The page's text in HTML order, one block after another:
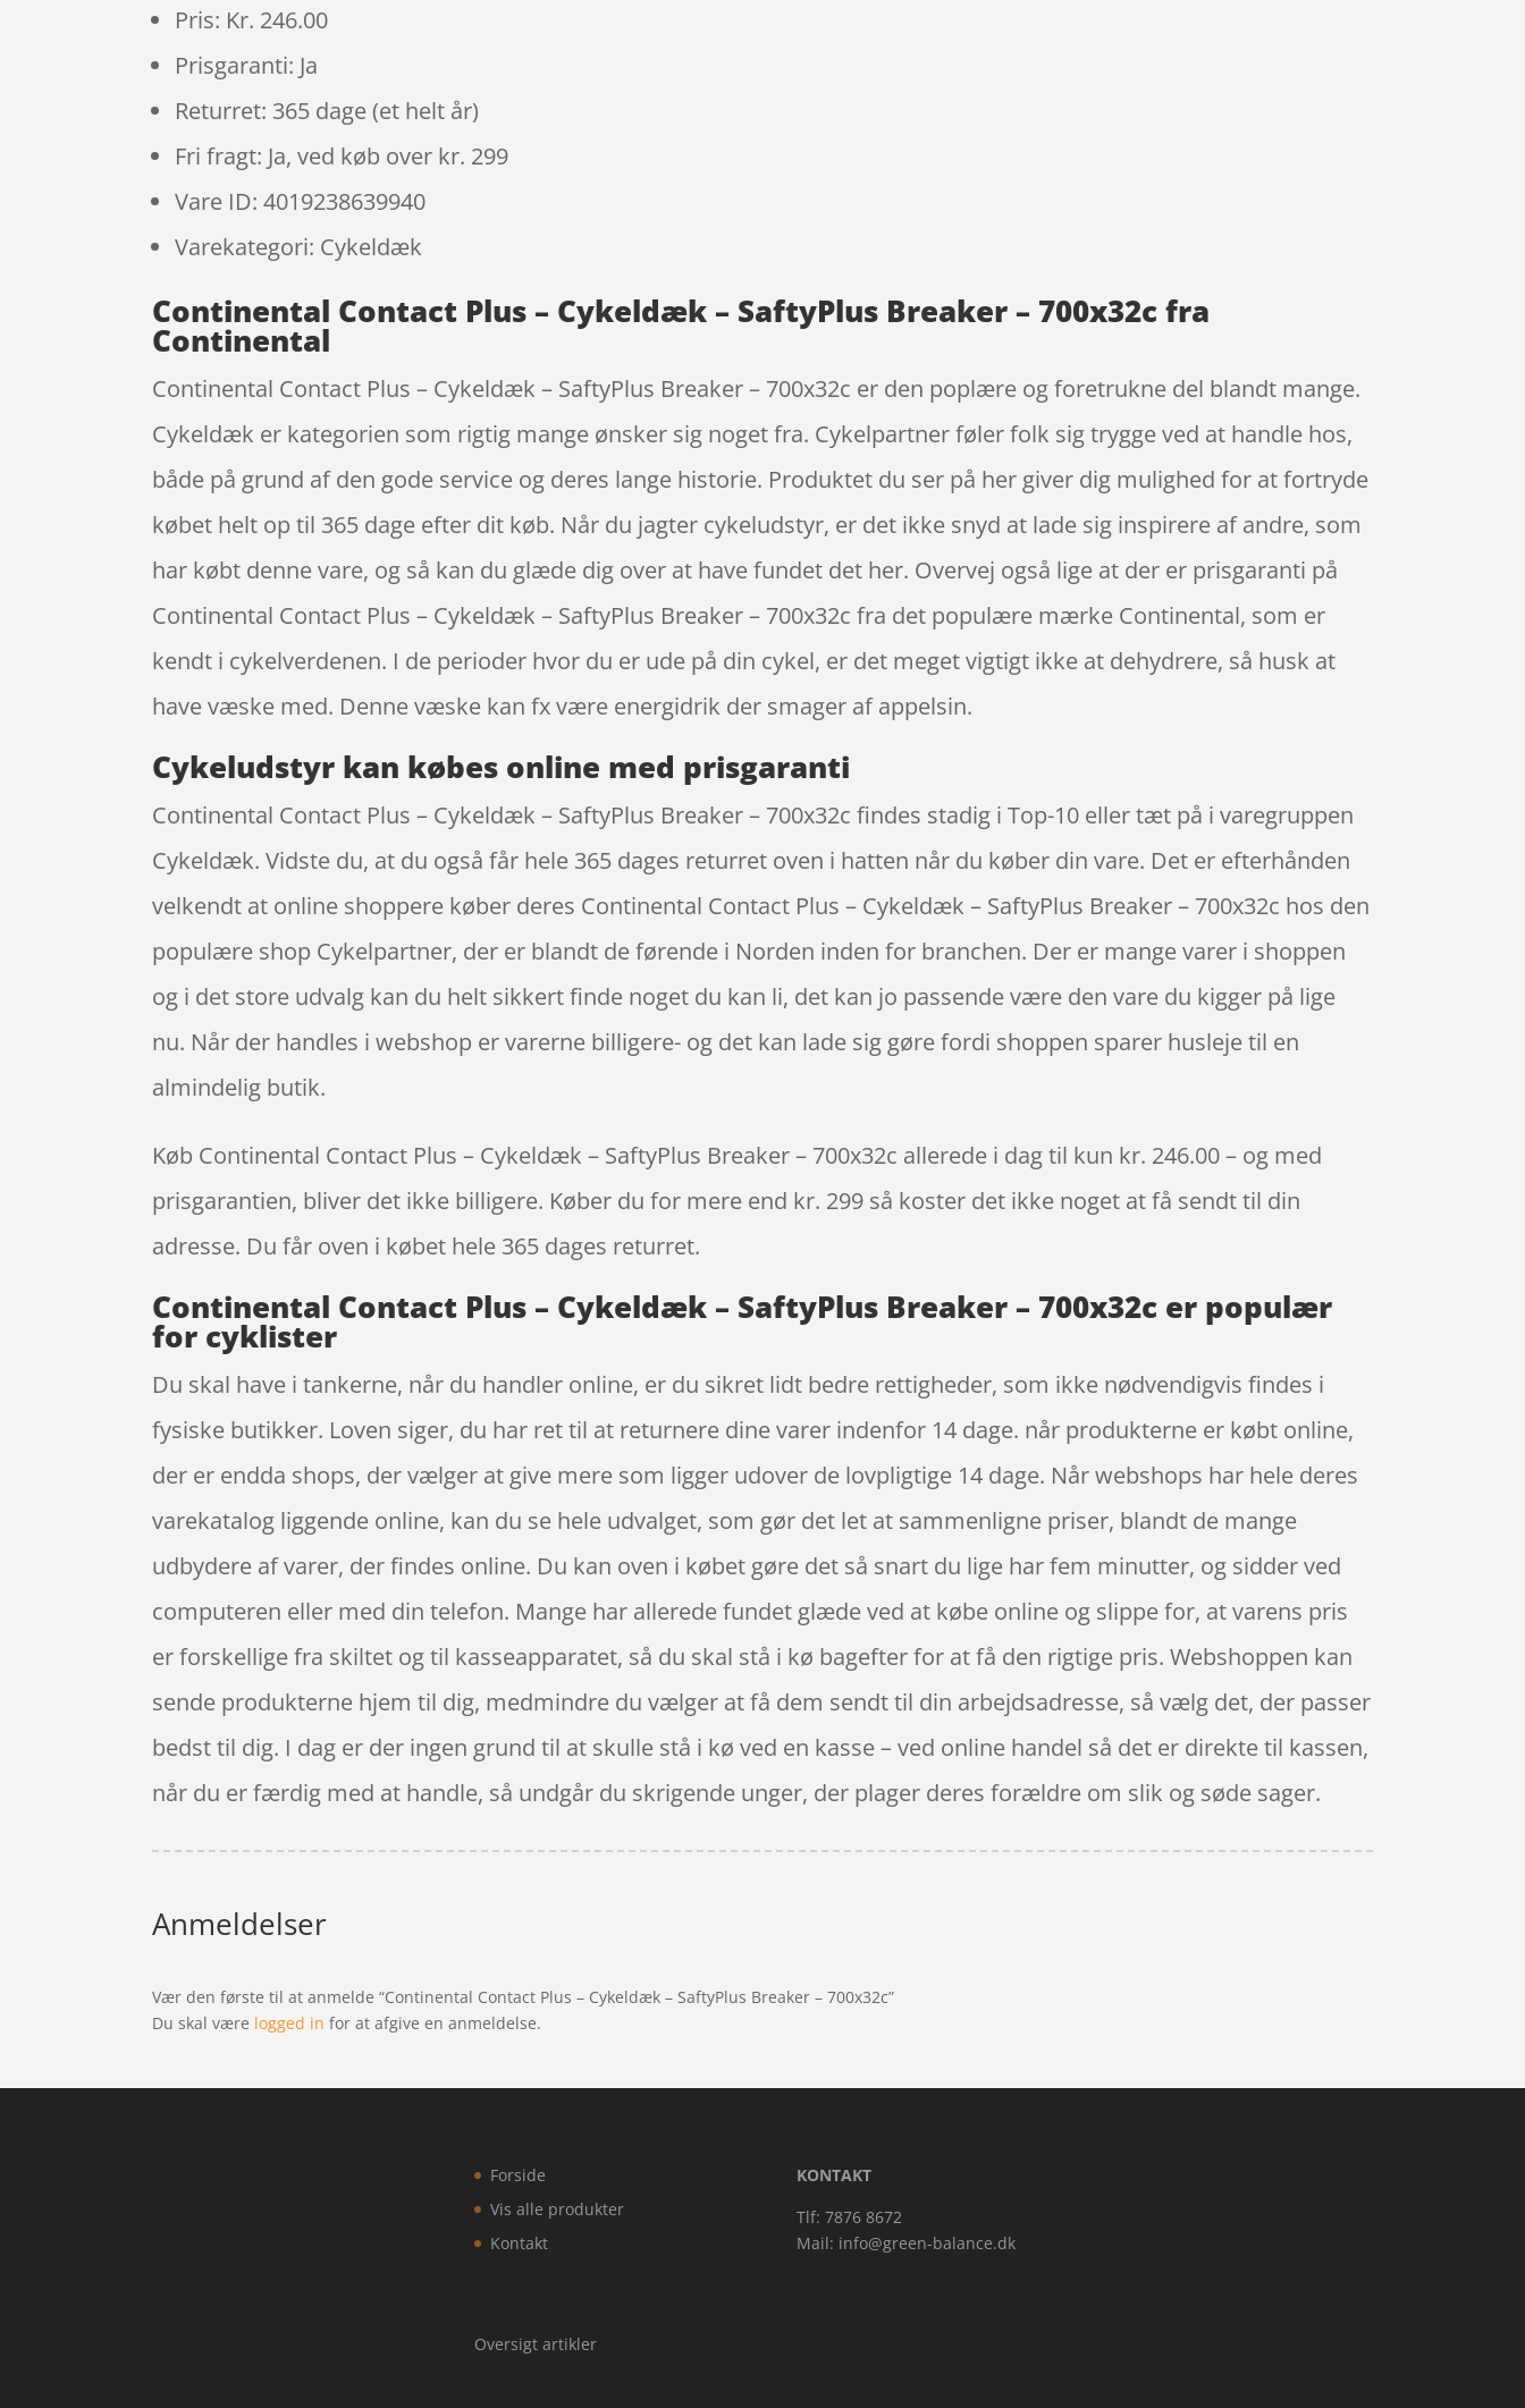
Pris: Kr. 246.00
Prisgaranti: Ja
Returret: 365 dage (et helt år)
Fri fragt: Ja, ved køb over kr. 299
Vare ID: 4019238639940
Varekategori: Cykeldæk
Continental Contact Plus – Cykeldæk – SaftyPlus Breaker – 700x32c fra
Continental
Continental Contact Plus – Cykeldæk – SaftyPlus Breaker – 700x32c er den poplære og foretrukne del blandt mange.
Cykeldæk er kategorien som rigtig mange ønsker sig noget fra. Cykelpartner føler folk sig trygge ved at handle hos,
både på grund af den gode service og deres lange historie. Produktet du ser på her giver dig mulighed for at fortryde
købet helt op til 365 dage efter dit køb. Når du jagter cykeludstyr, er det ikke snyd at lade sig inspirere af andre, som
har købt denne vare, og så kan du glæde dig over at have fundet det her. Overvej også lige at der er prisgaranti på
Continental Contact Plus – Cykeldæk – SaftyPlus Breaker – 700x32c fra det populære mærke Continental, som er
kendt i cykelverdenen. I de perioder hvor du er ude på din cykel, er det meget vigtigt ikke at dehydrere, så husk at
have væske med. Denne væske kan fx være energidrik der smager af appelsin.
Cykeludstyr kan købes online med prisgaranti
Continental Contact Plus – Cykeldæk – SaftyPlus Breaker – 700x32c findes stadig i Top-10 eller tæt på i varegruppen
Cykeldæk. Vidste du, at du også får hele 365 dages returret oven i hatten når du køber din vare. Det er efterhånden
velkendt at online shoppere køber deres Continental Contact Plus – Cykeldæk – SaftyPlus Breaker – 700x32c hos den
populære shop Cykelpartner, der er blandt de førende i Norden inden for branchen. Der er mange varer i shoppen
og i det store udvalg kan du helt sikkert finde noget du kan li, det kan jo passende være den vare du kigger på lige
nu. Når der handles i webshop er varerne billigere- og det kan lade sig gøre fordi shoppen sparer husleje til en
almindelig butik.
Køb Continental Contact Plus – Cykeldæk – SaftyPlus Breaker – 700x32c allerede i dag til kun kr. 246.00 – og med
prisgarantien, bliver det ikke billigere. Køber du for mere end kr. 299 så koster det ikke noget at få sendt til din
adresse. Du får oven i købet hele 365 dages returret.
Continental Contact Plus – Cykeldæk – SaftyPlus Breaker – 700x32c er populær
for cyklister
Du skal have i tankerne, når du handler online, er du sikret lidt bedre rettigheder, som ikke nødvendigvis findes i
fysiske butikker. Loven siger, du har ret til at returnere dine varer indenfor 14 dage. når produkterne er købt online,
der er endda shops, der vælger at give mere som ligger udover de lovpligtige 14 dage. Når webshops har hele deres
varekatalog liggende online, kan du se hele udvalget, som gør det let at sammenligne priser, blandt de mange
udbydere af varer, der findes online. Du kan oven i købet gøre det så snart du lige har fem minutter, og sidder ved
computeren eller med din telefon. Mange har allerede fundet glæde ved at købe online og slippe for, at varens pris
er forskellige fra skiltet og til kasseapparatet, så du skal stå i kø bagefter for at få den rigtige pris. Webshoppen kan
sende produkterne hjem til dig, medmindre du vælger at få dem sendt til din arbejdsadresse, så vælg det, der passer
bedst til dig. I dag er der ingen grund til at skulle stå i kø ved en kasse – ved online handel så det er direkte til kassen,
når du er færdig med at handle, så undgår du skrigende unger, der plager deres forældre om slik og søde sager.
Anmeldelser
Vær den første til at anmelde “Continental Contact Plus – Cykeldæk – SaftyPlus Breaker – 700x32c”
Du skal være logged in for at afgive en anmeldelse.
Forside
Vis alle produkter
Kontakt
Oversigt artikler
KONTAKT
Tlf: 7876 8672
Mail: info@green-balance.dk